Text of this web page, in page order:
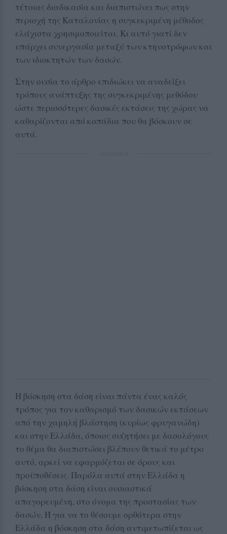
τέτοιας διαδικασία και διαπιστώνει πως στην
περιοχή της Καταλονίας η συγκεκριμένη μέθοδος
ελάχιστα χρησιμοποιείται. Κι αυτό γιατί δεν
υπάρχει συνεργασία μεταξύ των κτηνοτρόφων και
των ιδιοκτητών των δασών.
Στην ουσία το άρθρο επιδιώκει να αναδείξει
τρόπους ανάπτυξης της συγκεκριμένης μεθόδου
ώστε περισσότερες δασικές εκτάσεις της χώρας να
καθαρίζονται από κοπάδια που θα βόσκουν σε
αυτά.
Η βόσκηση στα δάση είναι πάντα ένας καλός
τρόπος για τον καθαρισμό των δασικών εκτάσεων
από την χαμηλή βλάστηση (κυρίως φρυγανώδη)
και στην Ελλάδα, όποιος συζητήσει με δασολόγους
το θέμα θα διαπιστώσει βλέπουν θετικά το μέτρο
αυτό, αρκεί να εφαρμόζεται σε όρους και
προϋποθέσεις. Παρόλα αυτά στην Ελλάδα η
βόσκηση στα δάση είναι ουσιαστικά
απαγορευμένη, στο όνομα της προστασίας των
δασών. Ή για να το θέσουμε ορθότερα στην
Ελλάδα η βόσκηση στα δάση αντιμετωπίζεται ως